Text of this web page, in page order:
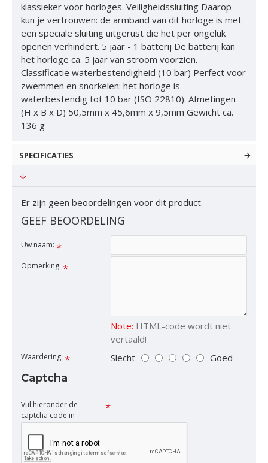
klassieker voor horloges. Veiligheidssluiting Daarop
kun je vertrouwen: de armband van dit horloge is met
een speciale sluiting uitgerust die het per ongeluk
openen verhindert. 5 jaar - 1 batterij De batterij kan
het horloge ca. 5 jaar van stroom voorzien.
Classificatie waterbestendigheid (10 bar) Perfect voor
zwemmen en snorkelen: het horloge is
waterbestendig tot 10 bar (ISO 22810). Afmetingen
(H x B x D) 50,5mm x 45,6mm x 9,5mm Gewicht ca.
136 g
SPECIFICATIES
Er zijn geen beoordelingen voor dit product.
GEEF BEOORDELING
Uw naam:
Opmerking:
Note: HTML-code wordt niet
vertaald!
Waardering: Slecht Goed
Captcha
Vul hieronder de
captcha code in